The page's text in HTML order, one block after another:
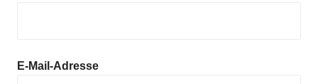
E-Mail-Adresse